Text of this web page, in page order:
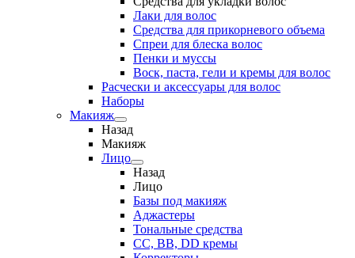
Лаки для волос
Средства для прикорневого объема
Спреи для блеска волос
Пенки и муссы
Воск, паста, гели и кремы для волос
Расчески и аксессуары для волос
Наборы
Макияж
Назад
Макияж
Лицо
Назад
Лицо
Базы под макияж
Аджастеры
Тональные средства
CC, BB, DD кремы